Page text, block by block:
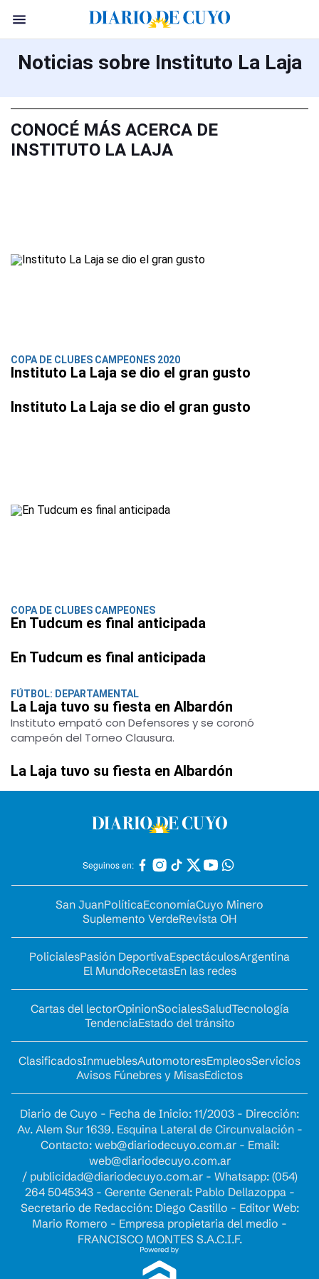
Noticias sobre Instituto La Laja
CONOCÉ MÁS ACERCA DE
INSTITUTO LA LAJA
COPA DE CLUBES CAMPEONES 2020
Instituto La Laja se dio el gran gusto
Instituto La Laja se dio el gran gusto
COPA DE CLUBES CAMPEONES
En Tudcum es final anticipada
En Tudcum es final anticipada
FÚTBOL: DEPARTAMENTAL
La Laja tuvo su fiesta en Albardón
Instituto empató con Defensores y se coronó
campeón del Torneo Clausura.
La Laja tuvo su fiesta en Albardón
Seguinos en:
San JuanPolíticaEconomíaCuyo Minero
Suplemento VerdeRevista OH
PolicialesPasión DeportivaEspectáculosArgentina
El MundoRecetasEn las redes
Cartas del lectorOpinionSocialesSaludTecnología
TendenciaEstado del tránsito
ClasificadosInmueblesAutomotoresEmpleosServicios
Avisos Fúnebres y MisasEdictos
Diario de Cuyo - Fecha de Inicio: 11/2003 - Dirección:
Av. Alem Sur 1639. Esquina Lateral de Circunvalación -
Contacto: web@diariodecuyo.com.ar- Email:
web@diariodecuyo.com.ar
/ publicidad@diariodecuyo.com.ar- Whatsapp: (054)
264 5045343 - Gerente General: Pablo Dellazoppa -
Secretario de Redacción: Diego Castillo - Editor Web:
Mario Romero - Empresa propietaria del medio -
FRANCISCO MONTES S.A.C.I.F.